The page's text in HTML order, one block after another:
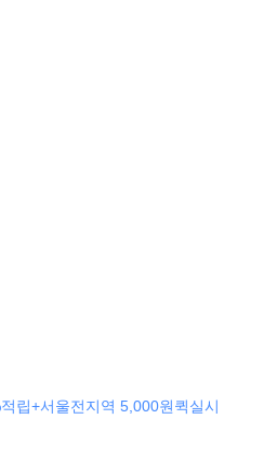
립+서울전지역 5,000원퀵실시